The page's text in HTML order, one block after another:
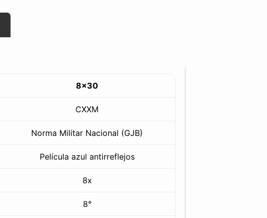
8x30
CXXM
Norma Militar Nacional (GJB)
Película azul antirreflejos
8x
8°